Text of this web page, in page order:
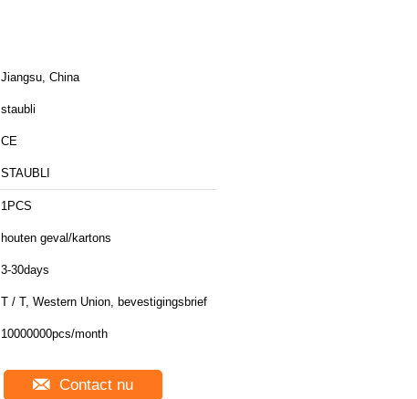
Jiangsu, China
staubli
CE
STAUBLI
1PCS
houten geval/kartons
3-30days
T / T, Western Union, bevestigingsbrief
10000000pcs/month
Contact nu